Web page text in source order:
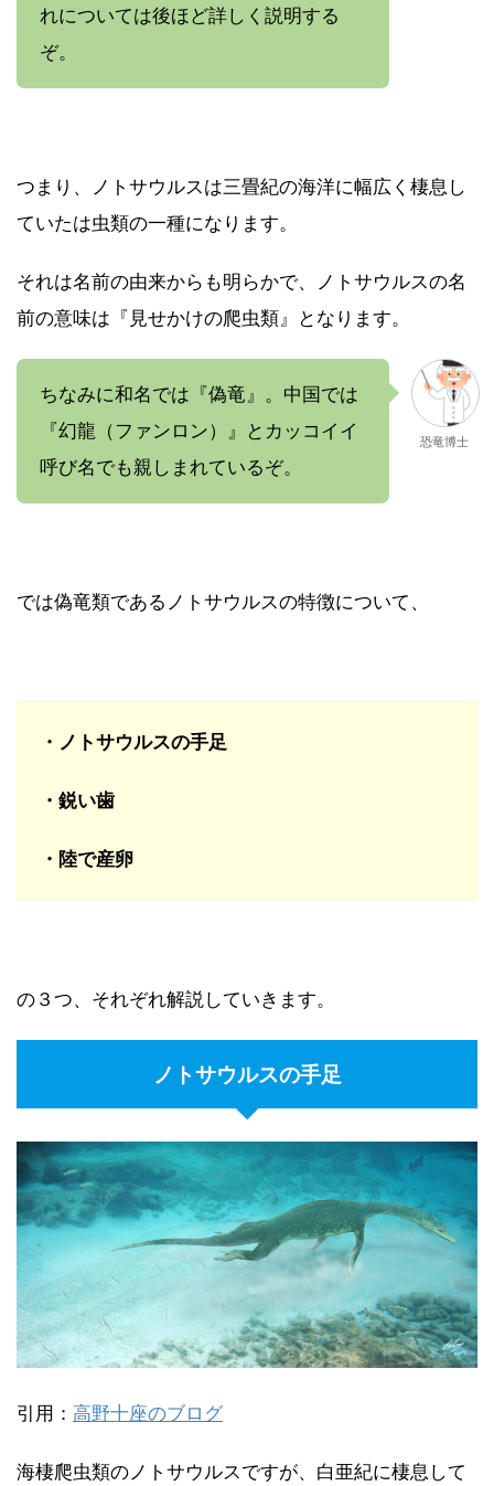
れについては後ほど詳しく説明する
ぞ。
つまり、ノトサウルスは三畳紀の海洋に幅広く棲息し
ていたは虫類の一種になります。
それは名前の由来からも明らかで、ノトサウルスの名
前の意味は『見せかけの爬虫類』となります。
ちなみに和名では『偽竜』。中国では
『幻龍（ファンロン）』とカッコイイ
呼び名でも親しまれているぞ。
恐竜博士
では偽竜類であるノトサウルスの特徴について、
・ノトサウルスの手足
・鋭い歯
・陸で産卵
の３つ、それぞれ解説していきます。
ノトサウルスの手足
引用： 高野十座のブログ
海棲爬虫類のノトサウルスですが、白亜紀に棲息して